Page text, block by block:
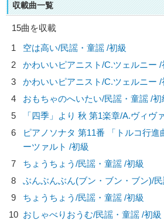
収載曲一覧
15曲を収載
1
空は高い/民謡・童謡 /初級
2
かわいいピアニスト/C.ツェルニー /
3
かわいいピアニスト/C.ツェルニー /
4
おもちゃのへいたい/民謡・童謡 /初
5
「四季」より 秋 第1楽章/A.ヴィヴ
6
ピアノソナタ 第11番 「トルコ行進
ーツァルト /初級
7
ちょうちょう/民謡・童謡 /初級
8
ぶんぶんぶん(ブン・ブン・ブン)/
9
ちょうちょう/民謡・童謡 /初級
10 おしゃべりおうむ/民謡・童謡 /初級